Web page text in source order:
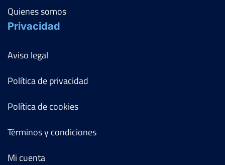
Quienes somos
Privacidad
Aviso legal
Política de privacidad
Política de cookies
Términos y condiciones
Mi cuenta